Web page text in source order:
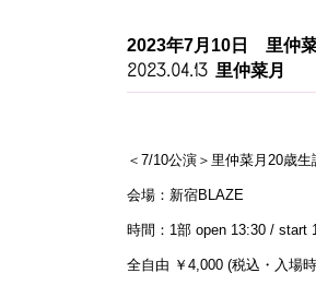
2023年7月10日 里仲菜
2023.04.13 里仲菜月
＜7/10公演＞里仲菜月20歳生
会場：新宿BLAZE
時間：1部 open 13:30 / start
全自由 ￥4,000 (税込・入場